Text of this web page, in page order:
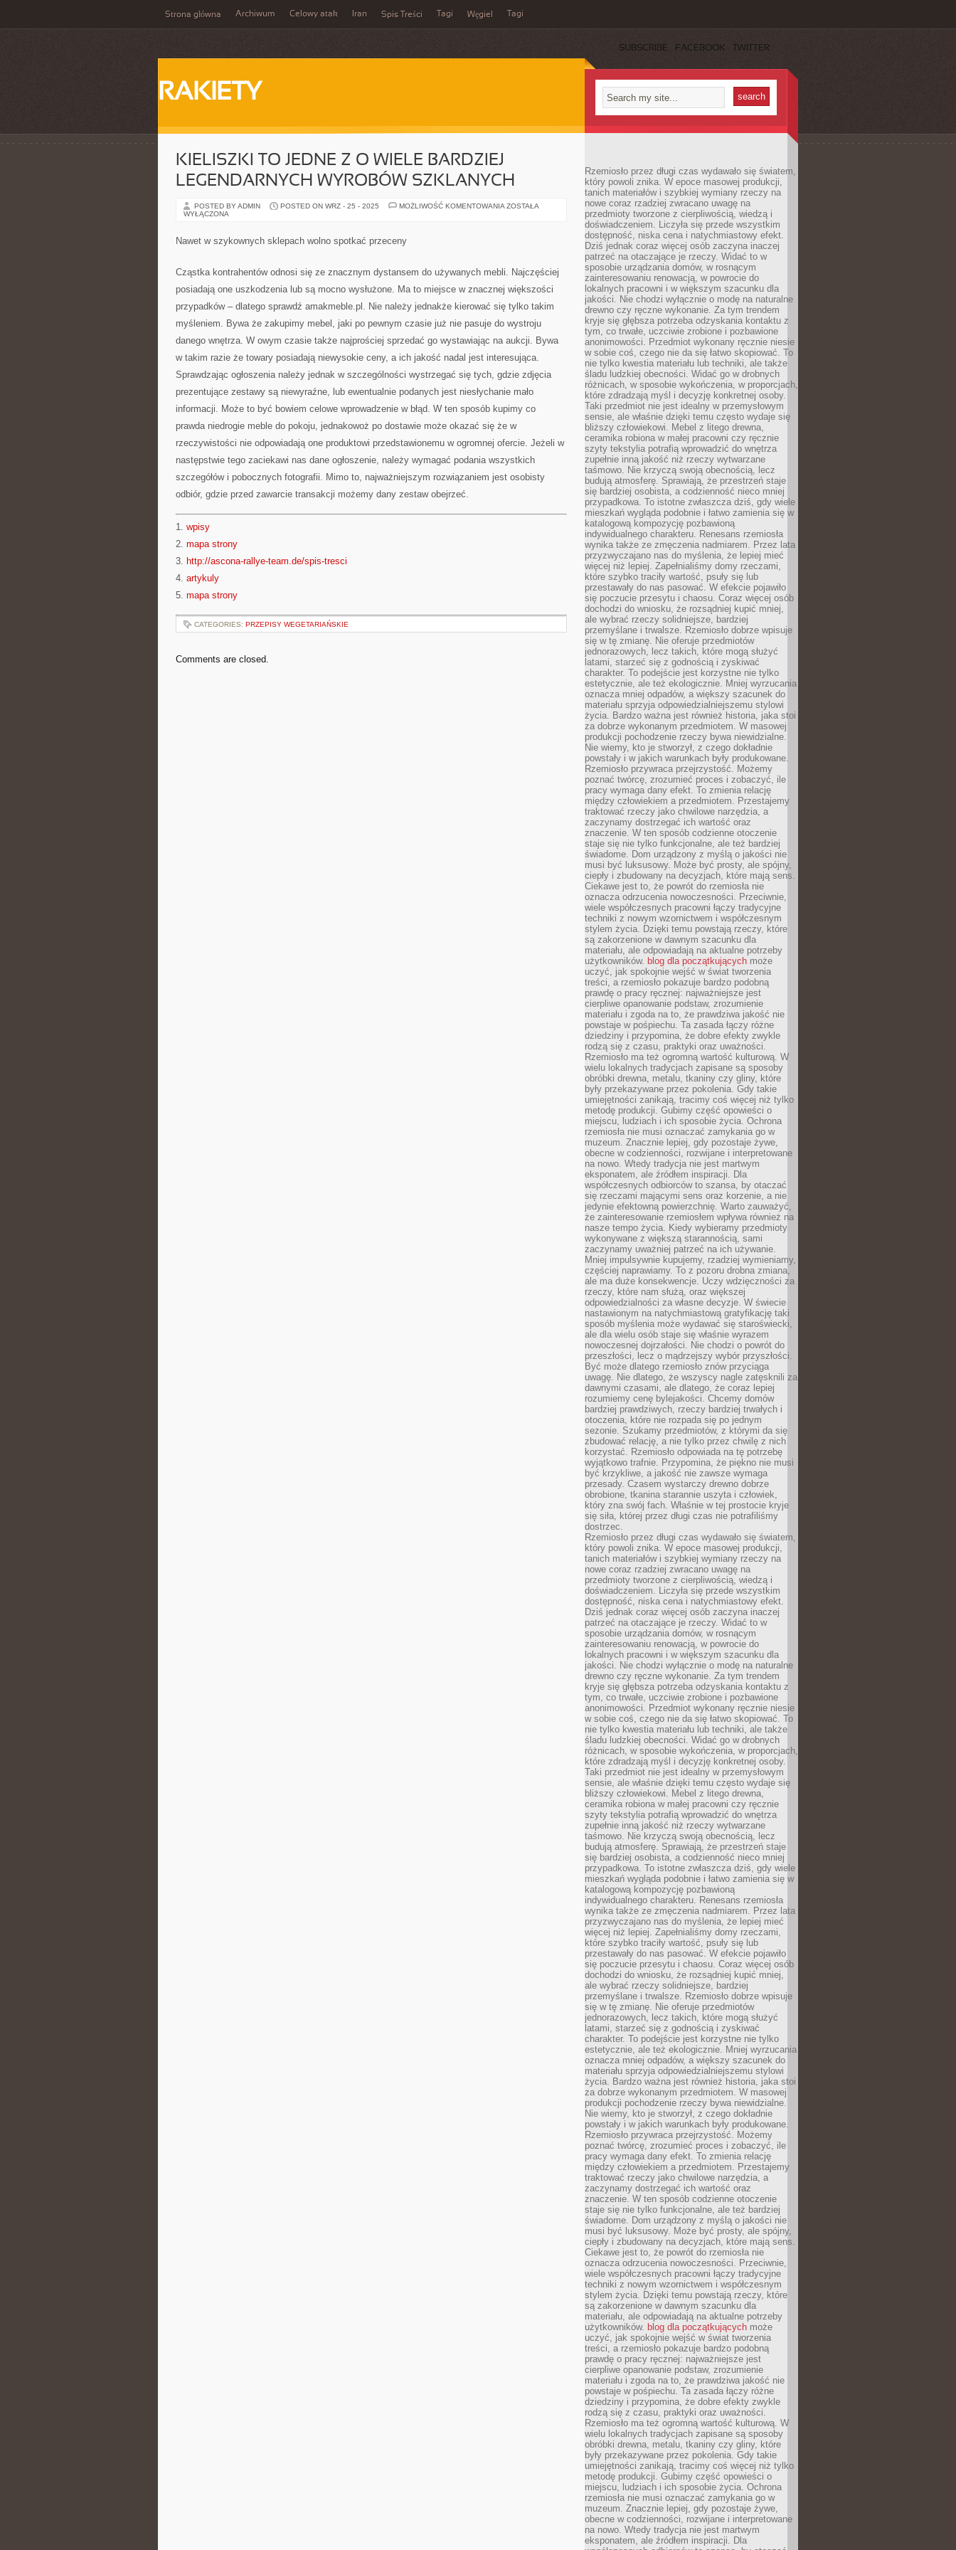
Strona główna Archiwum Celowy atak Iran Spis Treści Tagi Węgiel Tagi
SUBSCRIBE FACEBOOK TWITTER
RAKIETY
KIELISZKI TO JEDNE Z O WIELE BARDZIEJ
LEGENDARNYCH WYROBÓW SZKLANYCH
POSTED BY ADMIN POSTED ON WRZ - 25 - 2025 MOŻLIWOŚĆ KOMENTOWANIA KIELISZKI
WYROBÓW
SZKLANYCH
ZOSTAŁA
WYŁĄCZONA
Nawet w szykownych sklepach wolno spotkać przeceny
Cząstka kontrahentów odnosi się ze znacznym dystansem do używanych mebli. Najczęściej
posiadają one uszkodzenia lub są mocno wysłużone. Ma to miejsce w znacznej większości
przypadków – dlatego sprawdź amakmeble.pl. Nie należy jednakże kierować się tylko takim
myśleniem. Bywa że zakupimy mebel, jaki po pewnym czasie już nie pasuje do wystroju
danego wnętrza. W owym czasie także najprościej sprzedać go wystawiając na aukcji. Bywa
w takim razie że towary posiadają niewysokie ceny, a ich jakość nadal jest interesująca.
Sprawdzając ogłoszenia należy jednak w szczególności wystrzegać się tych, gdzie zdjęcia
prezentujące zestawy są niewyraźne, lub ewentualnie podanych jest niesłychanie mało
informacji. Może to być bowiem celowe wprowadzenie w błąd. W ten sposób kupimy co
prawda niedrogie meble do pokoju, jednakowoż po dostawie może okazać się że w
rzeczywistości nie odpowiadają one produktowi przedstawionemu w ogromnej ofercie. Jeżeli w
następstwie tego zaciekawi nas dane ogłoszenie, należy wymagać podania wszystkich
szczegółów i pobocznych fotografii. Mimo to, najważniejszym rozwiązaniem jest osobisty
odbiór, gdzie przed zawarcie transakcji możemy dany zestaw obejrzeć.
1. wpisy
2. mapa strony
3. http://ascona-rallye-team.de/spis-tresci
4. artykuly
5. mapa strony
CATEGORIES: PRZEPISY WEGETARIAŃSKIE
Comments are closed.
Rzemiosło przez długi czas wydawało się światem,
który powoli znika. W epoce masowej produkcji,
tanich materiałów i szybkiej wymiany rzeczy na
nowe coraz rzadziej zwracano uwagę na
przedmioty tworzone z cierpliwością, wiedzą i
doświadczeniem. Liczyła się przede wszystkim
dostępność, niska cena i natychmiastowy efekt.
Dziś jednak coraz więcej osób zaczyna inaczej
patrzeć na otaczające je rzeczy. Widać to w
sposobie urządzania domów, w rosnącym
zainteresowaniu renowacją, w powrocie do
lokalnych pracowni i w większym szacunku dla
jakości. Nie chodzi wyłącznie o modę na naturalne
drewno czy ręczne wykonanie. Za tym trendem
kryje się głębsza potrzeba odzyskania kontaktu z
tym, co trwałe, uczciwie zrobione i pozbawione
anonimowości. Przedmiot wykonany ręcznie niesie
w sobie coś, czego nie da się łatwo skopiować. To
nie tylko kwestia materiału lub techniki, ale także
śladu ludzkiej obecności. Widać go w drobnych
różnicach, w sposobie wykończenia, w proporcjach,
które zdradzają myśl i decyzję konkretnej osoby.
Taki przedmiot nie jest idealny w przemysłowym
sensie, ale właśnie dzięki temu często wydaje się
bliższy człowiekowi. Mebel z litego drewna,
ceramika robiona w małej pracowni czy ręcznie
szyty tekstylia potrafią wprowadzić do wnętrza
zupełnie inną jakość niż rzeczy wytwarzane
taśmowo. Nie krzyczą swoją obecnością, lecz
budują atmosferę. Sprawiają, że przestrzeń staje
się bardziej osobista, a codzienność nieco mniej
przypadkowa. To istotne zwłaszcza dziś, gdy wiele
mieszkań wygląda podobnie i łatwo zamienia się w
katalogową kompozycję pozbawioną
indywidualnego charakteru. Renesans rzemiosła
wynika także ze zmęczenia nadmiarem. Przez lata
przyzwyczajano nas do myślenia, że lepiej mieć
więcej niż lepiej. Zapełnialiśmy domy rzeczami,
które szybko traciły wartość, psuły się lub
przestawały do nas pasować. W efekcie pojawiło
się poczucie przesytu i chaosu. Coraz więcej osób
dochodzi do wniosku, że rozsądniej kupić mniej,
ale wybrać rzeczy solidniejsze, bardziej
przemyślane i trwalsze. Rzemiosło dobrze wpisuje
się w tę zmianę. Nie oferuje przedmiotów
jednorazowych, lecz takich, które mogą służyć
latami, starzeć się z godnością i zyskiwać
charakter. To podejście jest korzystne nie tylko
estetycznie, ale też ekologicznie. Mniej wyrzucania
oznacza mniej odpadów, a większy szacunek do
materiału sprzyja odpowiedzialniejszemu stylowi
życia. Bardzo ważna jest również historia, jaka stoi
za dobrze wykonanym przedmiotem. W masowej
produkcji pochodzenie rzeczy bywa niewidzialne.
Nie wiemy, kto je stworzył, z czego dokładnie
powstały i w jakich warunkach były produkowane.
Rzemiosło przywraca przejrzystość. Możemy
poznać twórcę, zrozumieć proces i zobaczyć, ile
pracy wymaga dany efekt. To zmienia relację
między człowiekiem a przedmiotem. Przestajemy
traktować rzeczy jako chwilowe narzędzia, a
zaczynamy dostrzegać ich wartość oraz
znaczenie. W ten sposób codzienne otoczenie
staje się nie tylko funkcjonalne, ale też bardziej
świadome. Dom urządzony z myślą o jakości nie
musi być luksusowy. Może być prosty, ale spójny,
ciepły i zbudowany na decyzjach, które mają sens.
Ciekawe jest to, że powrót do rzemiosła nie
oznacza odrzucenia nowoczesności. Przeciwnie,
wiele współczesnych pracowni łączy tradycyjne
techniki z nowym wzornictwem i współczesnym
stylem życia. Dzięki temu powstają rzeczy, które
są zakorzenione w dawnym szacunku dla
materiału, ale odpowiadają na aktualne potrzeby
użytkowników. blog dla początkujących może
uczyć, jak spokojnie wejść w świat tworzenia
treści, a rzemiosło pokazuje bardzo podobną
prawdę o pracy ręcznej: najważniejsze jest
cierpliwe opanowanie podstaw, zrozumienie
materiału i zgoda na to, że prawdziwa jakość nie
powstaje w pośpiechu. Ta zasada łączy różne
dziedziny i przypomina, że dobre efekty zwykle
rodzą się z czasu, praktyki oraz uważności.
Rzemiosło ma też ogromną wartość kulturową. W
wielu lokalnych tradycjach zapisane są sposoby
obróbki drewna, metalu, tkaniny czy gliny, które
były przekazywane przez pokolenia. Gdy takie
umiejętności zanikają, tracimy coś więcej niż tylko
metodę produkcji. Gubimy część opowieści o
miejscu, ludziach i ich sposobie życia. Ochrona
rzemiosła nie musi oznaczać zamykania go w
muzeum. Znacznie lepiej, gdy pozostaje żywe,
obecne w codzienności, rozwijane i interpretowane
na nowo. Wtedy tradycja nie jest martwym
eksponatem, ale źródłem inspiracji. Dla
współczesnych odbiorców to szansa, by otaczać
się rzeczami mającymi sens oraz korzenie, a nie
jedynie efektowną powierzchnię. Warto zauważyć,
że zainteresowanie rzemiosłem wpływa również na
nasze tempo życia. Kiedy wybieramy przedmioty
wykonywane z większą starannością, sami
zaczynamy uważniej patrzeć na ich używanie.
Mniej impulsywnie kupujemy, rzadziej wymieniamy,
częściej naprawiamy. To z pozoru drobna zmiana,
ale ma duże konsekwencje. Uczy wdzięczności za
rzeczy, które nam służą, oraz większej
odpowiedzialności za własne decyzje. W świecie
nastawionym na natychmiastową gratyfikację taki
sposób myślenia może wydawać się staroświecki,
ale dla wielu osób staje się właśnie wyrazem
nowoczesnej dojrzałości. Nie chodzi o powrót do
przeszłości, lecz o mądrzejszy wybór przyszłości.
Być może dlatego rzemiosło znów przyciąga
uwagę. Nie dlatego, że wszyscy nagle zatęsknili za
dawnymi czasami, ale dlatego, że coraz lepiej
rozumiemy cenę bylejakości. Chcemy domów
bardziej prawdziwych, rzeczy bardziej trwałych i
otoczenia, które nie rozpada się po jednym
sezonie. Szukamy przedmiotów, z którymi da się
zbudować relację, a nie tylko przez chwilę z nich
korzystać. Rzemiosło odpowiada na tę potrzebę
wyjątkowo trafnie. Przypomina, że piękno nie musi
być krzykliwe, a jakość nie zawsze wymaga
przesady. Czasem wystarczy drewno dobrze
obrobione, tkanina starannie uszyta i człowiek,
który zna swój fach. Właśnie w tej prostocie kryje
się siła, której przez długi czas nie potrafiliśmy
dostrzec.
Rzemiosło przez długi czas wydawało się światem,
który powoli znika. W epoce masowej produkcji,
tanich materiałów i szybkiej wymiany rzeczy na
nowe coraz rzadziej zwracano uwagę na
przedmioty tworzone z cierpliwością, wiedzą i
doświadczeniem. Liczyła się przede wszystkim
dostępność, niska cena i natychmiastowy efekt.
Dziś jednak coraz więcej osób zaczyna inaczej
patrzeć na otaczające je rzeczy. Widać to w
sposobie urządzania domów, w rosnącym
zainteresowaniu renowacją, w powrocie do
lokalnych pracowni i w większym szacunku dla
jakości. Nie chodzi wyłącznie o modę na naturalne
drewno czy ręczne wykonanie. Za tym trendem
kryje się głębsza potrzeba odzyskania kontaktu z
tym, co trwałe, uczciwie zrobione i pozbawione
anonimowości. Przedmiot wykonany ręcznie niesie
w sobie coś, czego nie da się łatwo skopiować. To
nie tylko kwestia materiału lub techniki, ale także
śladu ludzkiej obecności. Widać go w drobnych
różnicach, w sposobie wykończenia, w proporcjach,
które zdradzają myśl i decyzję konkretnej osoby.
Taki przedmiot nie jest idealny w przemysłowym
sensie, ale właśnie dzięki temu często wydaje się
bliższy człowiekowi. Mebel z litego drewna,
ceramika robiona w małej pracowni czy ręcznie
szyty tekstylia potrafią wprowadzić do wnętrza
zupełnie inną jakość niż rzeczy wytwarzane
taśmowo. Nie krzyczą swoją obecnością, lecz
budują atmosferę. Sprawiają, że przestrzeń staje
się bardziej osobista, a codzienność nieco mniej
przypadkowa. To istotne zwłaszcza dziś, gdy wiele
mieszkań wygląda podobnie i łatwo zamienia się w
katalogową kompozycję pozbawioną
indywidualnego charakteru. Renesans rzemiosła
wynika także ze zmęczenia nadmiarem. Przez lata
przyzwyczajano nas do myślenia, że lepiej mieć
więcej niż lepiej. Zapełnialiśmy domy rzeczami,
które szybko traciły wartość, psuły się lub
przestawały do nas pasować. W efekcie pojawiło
się poczucie przesytu i chaosu. Coraz więcej osób
dochodzi do wniosku, że rozsądniej kupić mniej,
ale wybrać rzeczy solidniejsze, bardziej
przemyślane i trwalsze. Rzemiosło dobrze wpisuje
się w tę zmianę. Nie oferuje przedmiotów
jednorazowych, lecz takich, które mogą służyć
latami, starzeć się z godnością i zyskiwać
charakter. To podejście jest korzystne nie tylko
estetycznie, ale też ekologicznie. Mniej wyrzucania
oznacza mniej odpadów, a większy szacunek do
materiału sprzyja odpowiedzialniejszemu stylowi
życia. Bardzo ważna jest również historia, jaka stoi
za dobrze wykonanym przedmiotem. W masowej
produkcji pochodzenie rzeczy bywa niewidzialne.
Nie wiemy, kto je stworzył, z czego dokładnie
powstały i w jakich warunkach były produkowane.
Rzemiosło przywraca przejrzystość. Możemy
poznać twórcę, zrozumieć proces i zobaczyć, ile
pracy wymaga dany efekt. To zmienia relację
między człowiekiem a przedmiotem. Przestajemy
traktować rzeczy jako chwilowe narzędzia, a
zaczynamy dostrzegać ich wartość oraz
znaczenie. W ten sposób codzienne otoczenie
staje się nie tylko funkcjonalne, ale też bardziej
świadome. Dom urządzony z myślą o jakości nie
musi być luksusowy. Może być prosty, ale spójny,
ciepły i zbudowany na decyzjach, które mają sens.
Ciekawe jest to, że powrót do rzemiosła nie
oznacza odrzucenia nowoczesności. Przeciwnie,
wiele współczesnych pracowni łączy tradycyjne
techniki z nowym wzornictwem i współczesnym
stylem życia. Dzięki temu powstają rzeczy, które
są zakorzenione w dawnym szacunku dla
materiału, ale odpowiadają na aktualne potrzeby
użytkowników. blog dla początkujących może
uczyć, jak spokojnie wejść w świat tworzenia
treści, a rzemiosło pokazuje bardzo podobną
prawdę o pracy ręcznej: najważniejsze jest
cierpliwe opanowanie podstaw, zrozumienie
materiału i zgoda na to, że prawdziwa jakość nie
powstaje w pośpiechu. Ta zasada łączy różne
dziedziny i przypomina, że dobre efekty zwykle
rodzą się z czasu, praktyki oraz uważności.
Rzemiosło ma też ogromną wartość kulturową. W
wielu lokalnych tradycjach zapisane są sposoby
obróbki drewna, metalu, tkaniny czy gliny, które
były przekazywane przez pokolenia. Gdy takie
umiejętności zanikają, tracimy coś więcej niż tylko
metodę produkcji. Gubimy część opowieści o
miejscu, ludziach i ich sposobie życia. Ochrona
rzemiosła nie musi oznaczać zamykania go w
muzeum. Znacznie lepiej, gdy pozostaje żywe,
obecne w codzienności, rozwijane i interpretowane
na nowo. Wtedy tradycja nie jest martwym
eksponatem, ale źródłem inspiracji. Dla